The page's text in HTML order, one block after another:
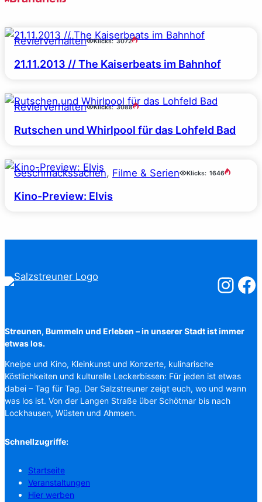
Revierverhalten Klicks: 3072
21.11.2013 // The Kaiserbeats im Bahnhof
Revierverhalten Klicks: 3088
Rutschen und Whirlpool für das Lohfeld Bad
Geschmackssachen, Filme & Serien Klicks: 1646
Kino-Preview: Elvis
Streunen, Bummeln und Erleben – in unserer Stadt ist immer
etwas los.
Kneipe und Kino, Kleinkunst und Konzerte, kulinarische
Köstlichkeiten und kulturelle Leckerbissen: Für jeden ist etwas
dabei – Tag für Tag. Der Salzstreuner zeigt euch, wo und wann
was los ist. Von der Langen Straße über Schötmar bis nach
Lockhausen, Wüsten und Ahmsen.
Schnellzugriffe:
Startseite
Veranstaltungen
Hier werben